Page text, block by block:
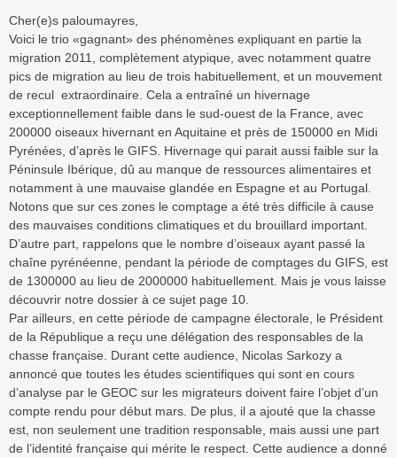
Cher(e)s paloumayres,
Voici le trio «gagnant» des phénomènes expliquant en partie la
migration 2011, complètement atypique, avec notamment quatre
pics de migration au lieu de trois habituellement, et un mouvement
de recul extraordinaire. Cela a entraîné un hivernage
exceptionnellement faible dans le sud-ouest de la France, avec
200000 oiseaux hivernant en Aquitaine et près de 150000 en Midi
Pyrénées, d’après le GIFS. Hivernage qui parait aussi faible sur la
Péninsule Ibérique, dû au manque de ressources alimentaires et
notamment à une mauvaise glandée en Espagne et au Portugal.
Notons que sur ces zones le comptage a été très difficile à cause
des mauvaises conditions climatiques et du brouillard important.
D’autre part, rappelons que le nombre d’oiseaux ayant passé la
chaîne pyrénéenne, pendant la période de comptages du GIFS, est
de 1300000 au lieu de 2000000 habituellement. Mais je vous laisse
découvrir notre dossier à ce sujet page 10.
Par ailleurs, en cette période de campagne électorale, le Président
de la République a reçu une délégation des responsables de la
chasse française. Durant cette audience, Nicolas Sarkozy a
annoncé que toutes les études scientifiques qui sont en cours
d’analyse par le GEOC sur les migrateurs doivent faire l’objet d’un
compte rendu pour début mars. De plus, il a ajouté que la chasse
est, non seulement une tradition responsable, mais aussi une part
de l’identité française qui mérite le respect. Cette audience a donné